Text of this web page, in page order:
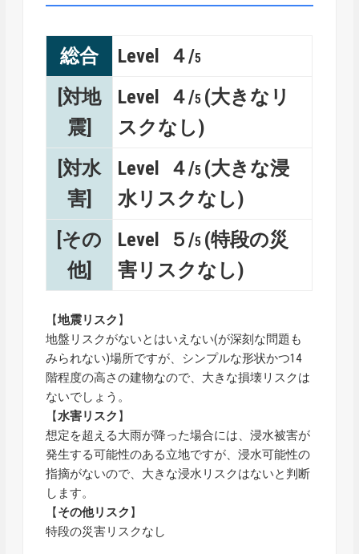
総合 Level ４/5
[対地
震]
Level ４/5 (大きなリ
スクなし)
[対水
害]
Level ４/5 (大きな浸
水リスクなし)
[その
他]
Level ５/5 (特段の災
害リスクなし)
【地震リスク 】
地盤リスクがないとはいえない(が深刻な問題も
みられない)場所ですが、シンプルな形状かつ14
階程度の高さの建物なので、大きな損壊リスクは
ないでしょう。
【水害リスク 】
想定を超える大雨が降った場合には、浸水被害が
発生する可能性のある立地ですが、浸水可能性の
指摘がないので、大きな浸水リスクはないと判断
します。
【その他リスク 】
特段の災害リスクなし